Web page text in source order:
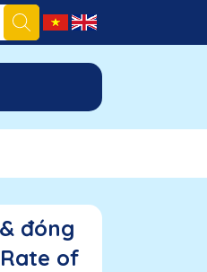
đóng
of